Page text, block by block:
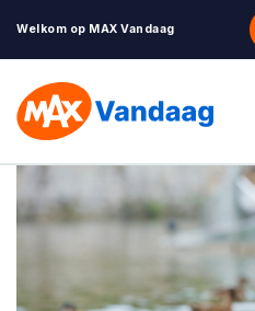
Welkom op MAX Vandaag